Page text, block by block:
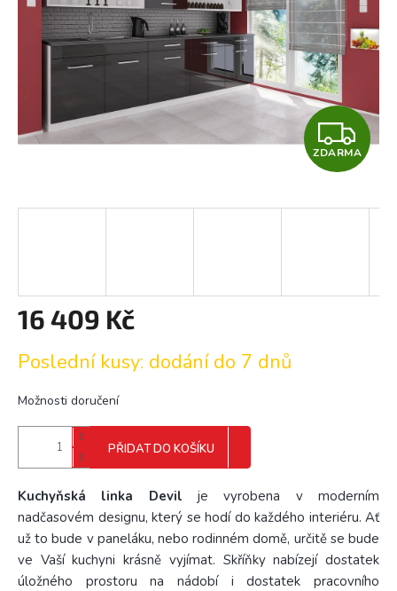
Z
D
A
ZDARMA
16 409 Kč
cena:
Poslední kusy: dodání do 7 dnů
Možnosti doručení
PŘIDAT DO KOŠÍKU
Kuchyňská linka Devil
je vyrobena v moderním
nadčasovém designu, který se hodí do každého interiéru. Ať
už to bude v paneláku, nebo rodinném domě, určitě se bude
ve Vaší kuchyni krásně vyjímat. Skříňky nabízejí dostatek
úložného prostoru na nádobí i dostatek pracovního